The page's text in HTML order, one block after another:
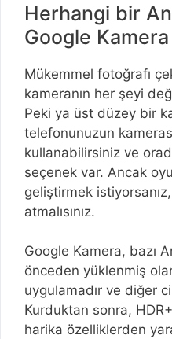
Herhangi bir
Google Kamera
Mükemmel fotoğrafı
kameranın her şeyi
Peki ya üst düzey bir
telefonunuzun
kullanabilirsiniz ve
seçenek var. Ancak
geliştirmek
atmalısınız.
Google Kamera, bazı
önceden yüklenmiş
uygulamadır ve diğer
Kurduktan sonra,
harika özelliklerden